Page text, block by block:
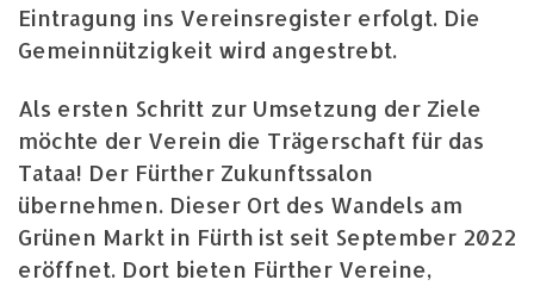
Eintragung ins Vereinsregister erfolgt. Die
Gemeinnützigkeit wird angestrebt.
Als ersten Schritt zur Umsetzung der Ziele
möchte der Verein die Trägerschaft für das
Tataa! Der Fürther Zukunftssalon
übernehmen. Dieser Ort des Wandels am
Grünen Markt in Fürth ist seit September 2022
eröffnet. Dort bieten Fürther Vereine,